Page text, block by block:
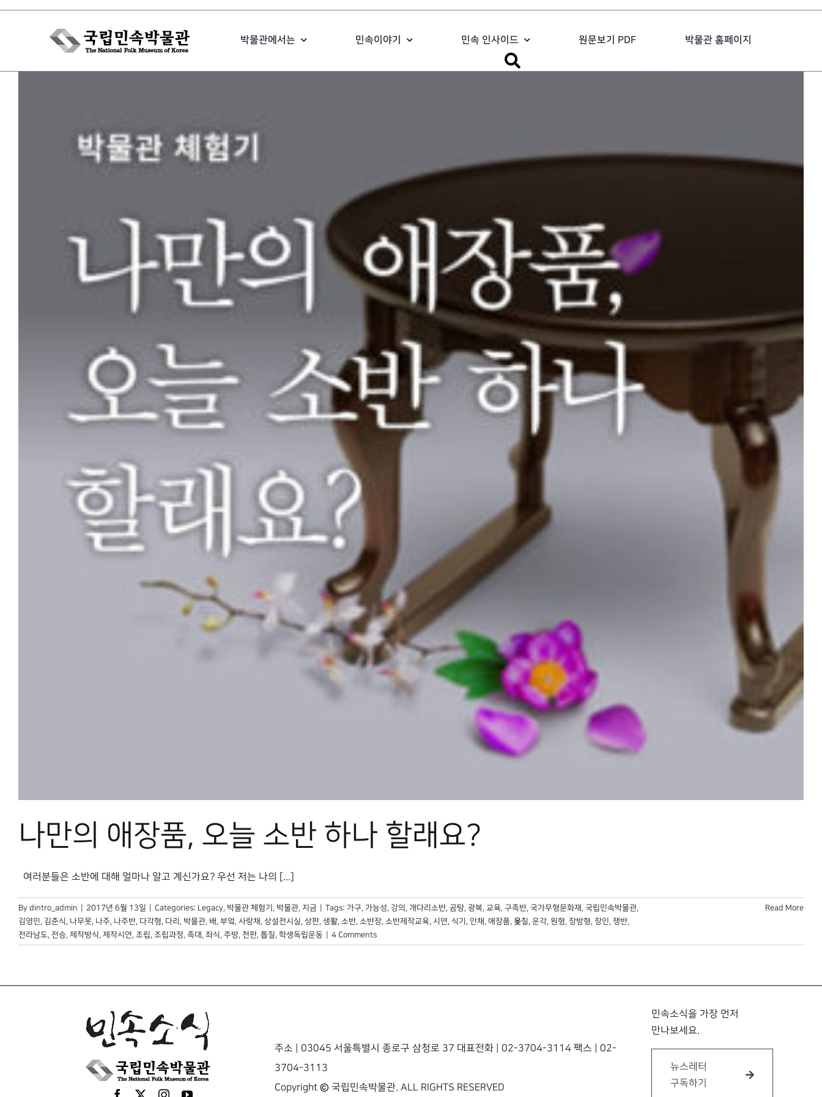
Skip
박물관에서는 민속이야기 민속 인사이드 원문보기 PDF 박물관 홈페이지
나만의 애장품, 오늘 소반 하나 할래요?
여러분들은 소반에 대해 얼마나 알고 계신가요? 우선 저는 나의 [...]
By dintro_admin 2017년 6월 13일 Categories: Legacy, 박물관 체험기 , 박물관, 지금 Tags: 가구, 가능성, 강의 , 개다리소반, 곰탕, 광복, 교육, 구족반, 국가무형문화재 , 국립민속박물관,
김영민, 김춘식, 나무못, 나주, 나주반, 다각형, 다리 , 박물관, 배 , 부엌, 사랑채 , 상설전시실, 상판, 생활, 소반, 소반장, 소반제작교육, 시연, 식기 , 안채 , 애장품, 옺칠, 운각, 원형, 장방형, 장인, 쟁반,
전라남도, 전승, 제작방식, 제작시연, 조립, 조립과정, 족대 , 좌식, 주방, 천판, 톱질, 학생독립운동 4 Comments
Read More
주소 | 03045 서울특별시 종로구 삼청로 37 대표전화 | 02-3704-3114 팩스 | 02-
3704-3113
Copyright © 국립민속박물관. ALL RIGHTS RESERVED
민속소식을 가장 먼저
만나보세요.
뉴스레터
구독하기